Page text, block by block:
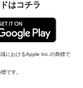
はコチラ
におけるApple Inc.の商標で
です。